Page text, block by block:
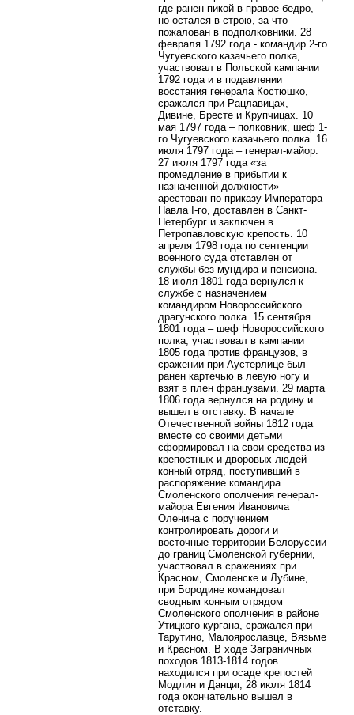
где ранен пикой в правое бедро,
но остался в строю, за что
пожалован в подполковники. 28
февраля 1792 года - командир 2-го
Чугуевского казачьего полка,
участвовал в Польской кампании
1792 года и в подавлении
восстания генерала Костюшко,
сражался при Рацлавицах,
Дивине, Бресте и Крупчицах. 10
мая 1797 года – полковник, шеф 1-
го Чугуевского казачьего полка. 16
июля 1797 года – генерал-майор.
27 июля 1797 года «за
промедление в прибытии к
назначенной должности»
арестован по приказу Императора
Павла I-го, доставлен в Санкт-
Петербург и заключен в
Петропавловскую крепость. 10
апреля 1798 года по сентенции
военного суда отставлен от
службы без мундира и пенсиона.
18 июля 1801 года вернулся к
службе с назначением
командиром Новороссийского
драгунского полка. 15 сентября
1801 года – шеф Новороссийского
полка, участвовал в кампании
1805 года против французов, в
сражении при Аустерлице был
ранен картечью в левую ногу и
взят в плен французами. 29 марта
1806 года вернулся на родину и
вышел в отставку. В начале
Отечественной войны 1812 года
вместе со своими детьми
сформировал на свои средства из
крепостных и дворовых людей
конный отряд, поступивший в
распоряжение командира
Смоленского ополчения генерал-
майора Евгения Ивановича
Оленина с поручением
контролировать дороги и
восточные территории Белоруссии
до границ Смоленской губернии,
участвовал в сражениях при
Красном, Смоленске и Лубине,
при Бородине командовал
сводным конным отрядом
Смоленского ополчения в районе
Утицкого кургана, сражался при
Тарутино, Малоярославце, Вязьме
и Красном. В ходе Заграничных
походов 1813-1814 годов
находился при осаде крепостей
Модлин и Данциг, 28 июля 1814
года окончательно вышел в
отставку.